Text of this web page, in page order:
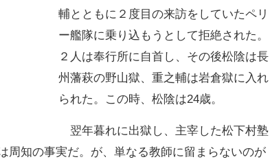
輔とともに２度目の来訪をしていたペリ
ー艦隊に乗り込もうとして拒絶された。
２人は奉行所に自首し、その後松陰は長
州藩萩の野山獄、重之輔は岩倉獄に入れ
られた。この時、松陰は24歳。
翌年暮れに出獄し、主宰した松下村塾
周知の事実だ。が、単なる教師に留まらないのが